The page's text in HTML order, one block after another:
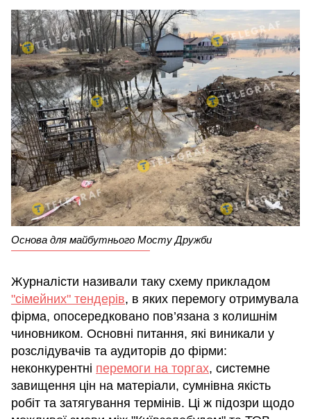
Основа для майбутнього Мосту Дружби
Журналісти називали таку схему прикладом
"сімейних" тендерів, в яких перемогу отримувала
фірма, опосередковано пов’язана з колишнім
чиновником. Основні питання, які виникали у
розслідувачів та аудиторів до фірми:
неконкурентні перемоги на торгах, системне
завищення цін на матеріали, сумнівна якість
робіт та затягування термінів. Ці ж підозри щодо